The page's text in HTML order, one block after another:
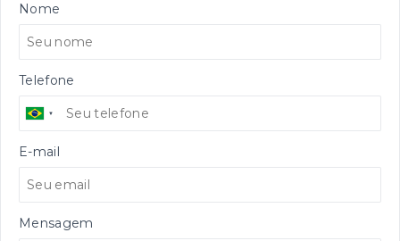
Nome
Telefone
E-mail
Mensagem